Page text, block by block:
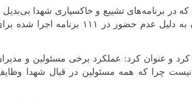
در برنامه‌های تشییع و خاکسپاری شهدا بی‌بدیل
بی‌نظیر بودند قدردانی می‌کنم ولی از برخی مسئولان به دلیل عدم حضور در ۱۱۱ برنامه اجرا
و عنوان کرد: عملکرد برخی مسئولین و
نیست چرا که همه مسئولین در قبال شهدا